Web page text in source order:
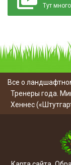
Тут
Все о
Тренеры года.
Хеннес